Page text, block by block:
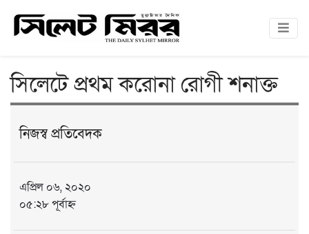
সিলেটে প্রথম করোনা রোগী শনাক্ত
নিজস্ব প্রতিবেদক
এপ্রিল ০৬, ২০২০
০৫:২৮ পূর্বাহ্ন